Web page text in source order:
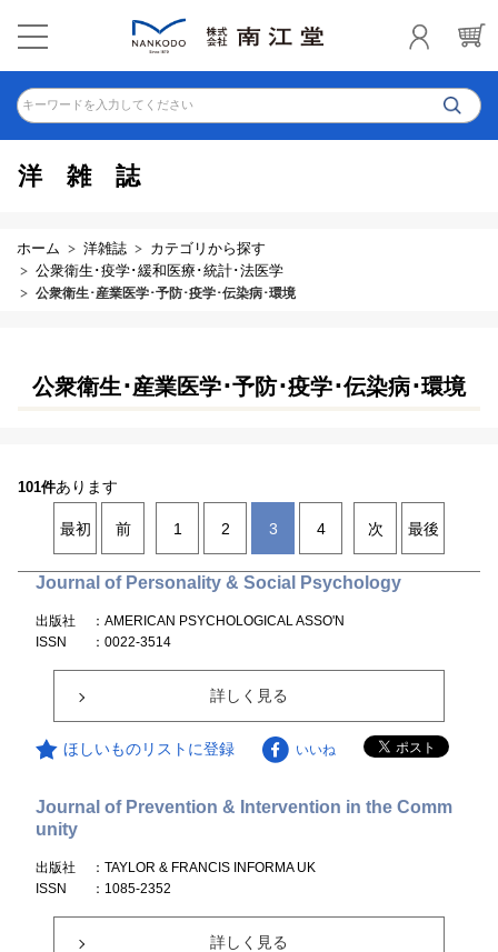
キーワードを入力してください
洋雑誌
ホーム 洋雑誌
カテゴリから探す
公衆衛生･疫学･緩和医療･統計･法医学
公衆衛生･産業医学･予防･疫学･伝染病･環境
公衆衛生･産業医学･予防･疫学･伝染病･環境
101件あります
最初 前 1 2 3 4 次 最後
Journal of Personality & Social Psychology
出版社
：AMERICAN PSYCHOLOGICAL ASSO'N
ISSN
：0022-3514
詳しく見る
ほしいものリストに登録 いいね
Journal of Prevention & Intervention in the Comm
unity
出版社
：TAYLOR & FRANCIS INFORMA UK
ISSN
：1085-2352
詳しく見る